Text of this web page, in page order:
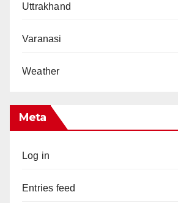
Uttrakhand
Varanasi
Weather
Meta
Log in
Entries feed